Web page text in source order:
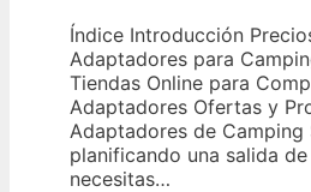
Índice Introducción
Adaptadores para
Tiendas Online para
Adaptadores Ofertas y
Adaptadores de Camping
planificando una salida
necesitas…